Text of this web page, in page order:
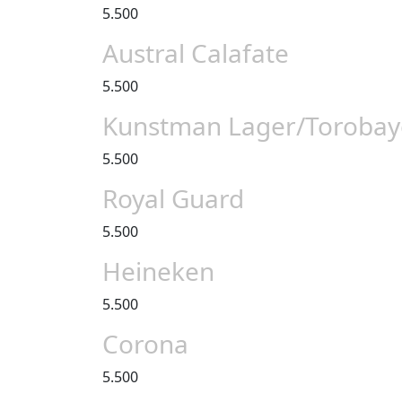
5.500
Austral Calafate
5.500
Kunstman Lager/
5.500
Royal Guard
5.500
Heineken
5.500
Corona
5.500